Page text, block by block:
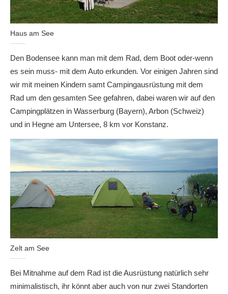
Haus am See
Den Bodensee kann man mit dem Rad, dem Boot oder-wenn
es sein muss- mit dem Auto erkunden. Vor einigen Jahren sind
wir mit meinen Kindern samt Campingausrüstung mit dem
Rad um den gesamten See gefahren, dabei waren wir auf den
Campingplätzen in Wasserburg (Bayern), Arbon (Schweiz)
und in Hegne am Untersee, 8 km vor Konstanz.
Zelt am See
Bei Mitnahme auf dem Rad ist die Ausrüstung natürlich sehr
minimalistisch, ihr könnt aber auch von nur zwei Standorten